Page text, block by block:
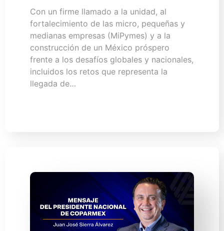
Con un firme llamado a la unidad, al
fortalecimiento de las micro, pequeñas y
medianas empresas (MiPymes) y a la
construcción de un México próspero
frente a los desafíos globales y nacionales,
incluidos los retos que representa la
llegada de…